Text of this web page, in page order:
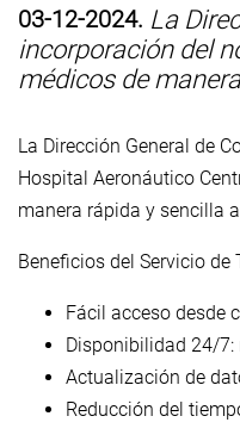
03-12-2024. La
incorporación del
médicos de
La Dirección General de
Hospital Aeronáutico
manera rápida y sencilla
Beneficios del Servicio de
Fácil acceso desde
Disponibilidad 24/7:
Actualización de
Reducción del